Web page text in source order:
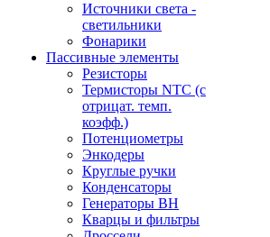
Источники света -
светильники
Фонарики
Пассивные элементы
Резисторы
Термисторы NTC (с
отрицат. темп.
коэфф.)
Потенциометры
Энкодеры
Круглые ручки
Конденсаторы
Генераторы ВН
Кварцы и фильтры